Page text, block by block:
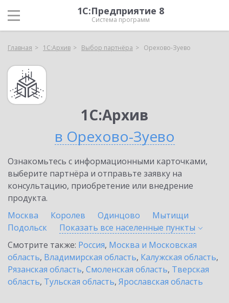
1С:Предприятие 8
Система программ
Главная 1С:Архив Выбор партнёра Орехово-Зуево
1С:Архив
в Орехово-Зуево
Ознакомьтесь с информационными карточками,
выберите партнёра и отправьте заявку на
консультацию, приобретение или внедрение
продукта.
Москва
Королев Одинцово
Мытищи
Подольск
Показать все населенные пункты
Смотрите также: Россия, Москва и Московская
область, Владимирская область, Калужская область,
Рязанская область, Смоленская область, Тверская
область, Тульская область, Ярославская область